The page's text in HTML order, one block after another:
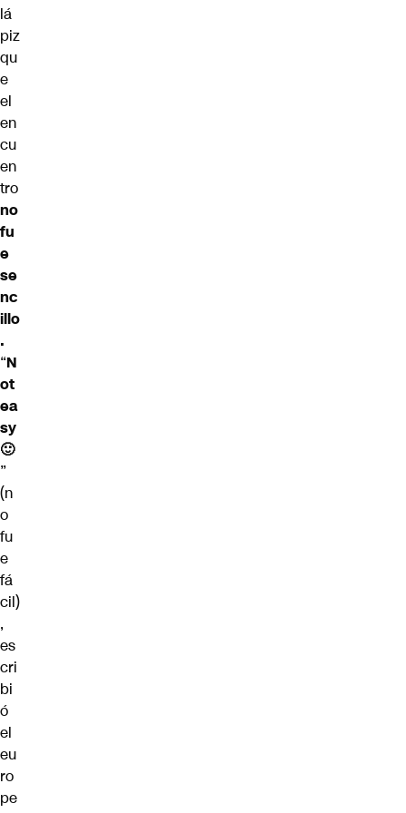
lá
piz
qu
e
el
en
cu
en
tro
no
fu
e
se
nc
illo
.
“N
ot
ea
sy
🙂
”
(n
o
fu
e
fá
cil)
,
es
cri
bi
ó
el
eu
ro
pe